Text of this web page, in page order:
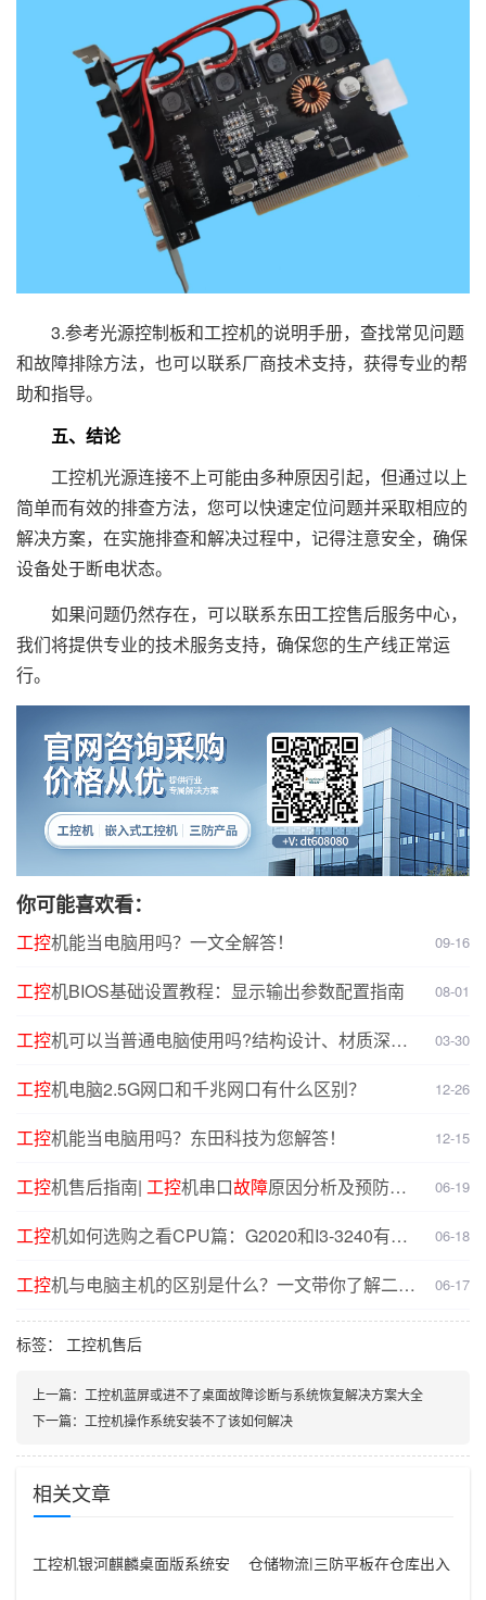
3.参考光源控制板和工控机的说明手册，查找常见问题
和故障排除方法，也可以联系厂商技术支持，获得专业的帮
助和指导。
五、结论
工控机光源连接不上可能由多种原因引起，但通过以上
简单而有效的排查方法，您可以快速定位问题并采取相应的
解决方案，在实施排查和解决过程中，记得注意安全，确保
设备处于断电状态。
如果问题仍然存在，可以联系东田工控售后服务中心，
我们将提供专业的技术服务支持，确保您的生产线正常运
行。
你可能喜欢看：
工控机能当电脑用吗？一文全解答！ 09-16
工控机BIOS基础设置教程：显示输出参数配置指南 08-01
工控机可以当普通电脑使用吗?结构设计、材质深度
03-30
工控机电脑2.5G网口和千兆网口有什么区别？ 12-26
工控机能当电脑用吗？东田科技为您解答！ 12-15
工控机售后指南| 工控机串口故障原因分析及预防解
06-19
工控机如何选购之看CPU篇：G2020和I3-3240有什
06-18
工控机与电脑主机的区别是什么？一文带你了解二者
核心差异
06-17
标签： 工控机售后
上一篇： 工控机蓝屏或进不了桌面故障诊断与系统恢复解决方案大全
下一篇： 工控机操作系统安装不了该如何解决
相关文章
工控机银河麒麟桌面版系统安
仓储物流|三防平板在仓库出入